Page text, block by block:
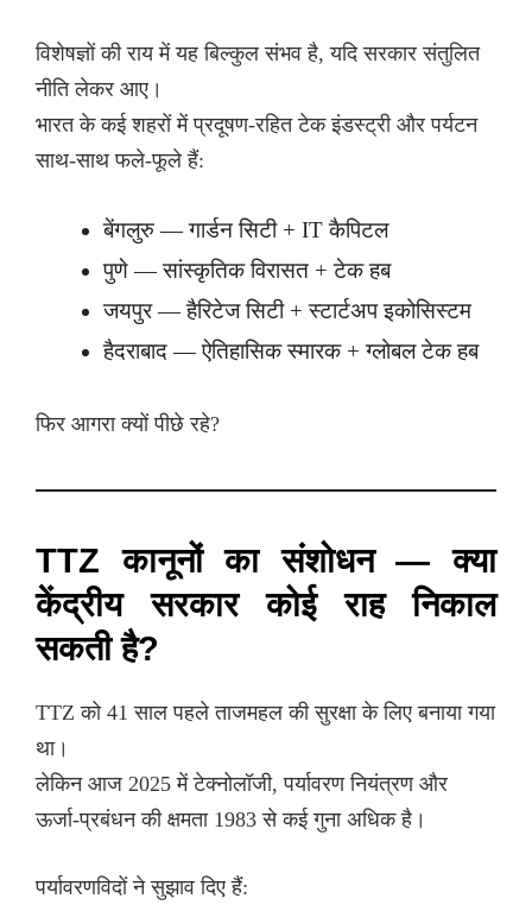
विशेषज्ञों की राय में यह बिल्कुल संभव है, यदि सरकार संतुलित
नीति लेकर आए।
भारत के कई शहरों में प्रदूषण-रहित टेक इंडस्ट्री और पर्यटन
साथ-साथ फले-फूले हैं:
बेंगलुरु — गार्डन सिटी + IT कैपिटल
पुणे — सांस्कृतिक विरासत + टेक हब
जयपुर — हैरिटेज सिटी + स्टार्टअप इकोसिस्टम
हैदराबाद — ऐतिहासिक स्मारक + ग्लोबल टेक हब
फिर आगरा क्यों पीछे रहे?
TTZ कानूनों का संशोधन — क्या
केंद्रीय सरकार कोई राह निकाल
सकती है?
TTZ को 41 साल पहले ताजमहल की सुरक्षा के लिए बनाया गया
था।
लेकिन आज 2025 में टेक्नोलॉजी, पर्यावरण नियंत्रण और
ऊर्जा-प्रबंधन की क्षमता 1983 से कई गुना अधिक है।
पर्यावरणविदों ने सुझाव दिए हैं: